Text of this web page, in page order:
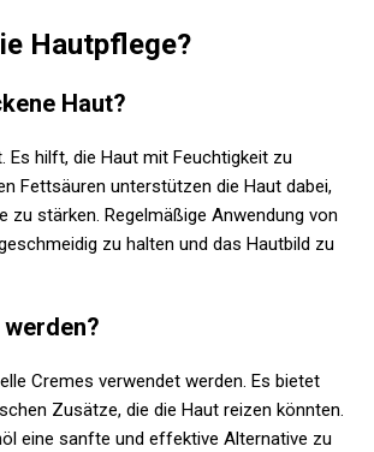
Hautpflege?
Haut?
hilft, die Haut mit Feuchtigkeit zu
Fettsäuren unterstützen die Haut dabei,
zu stärken. Regelmäßige Anwendung von
zu halten und das Hautbild zu
Cremes verwendet werden. Es bietet
Zusätze, die die Haut reizen könnten.
eine sanfte und effektive Alternative zu